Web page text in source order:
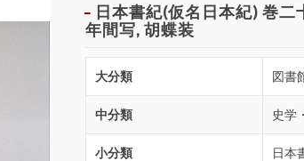
日本書紀(仮名日本紀) 巻
年間写, 胡蝶装
大分類 図書
中分類 史学
小分類
日本